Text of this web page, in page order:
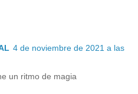
4 de noviembre de 2021 a las
un ritmo de magia